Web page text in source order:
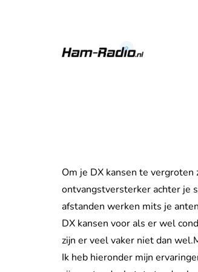
Om je DX kansen te
ontvangstversterker achter je
afstanden werken mits je
DX kansen voor als er wel
zijn er veel vaker niet dan
Ik heb hieronder mijn